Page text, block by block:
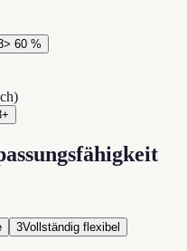
> 60 %
3Vollständig flexibel